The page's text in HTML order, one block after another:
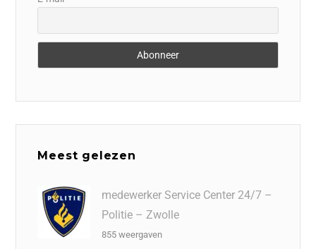
Meest gelezen
medewerker Service Center 24/7 –
Politie – Zwolle
855 weergaven